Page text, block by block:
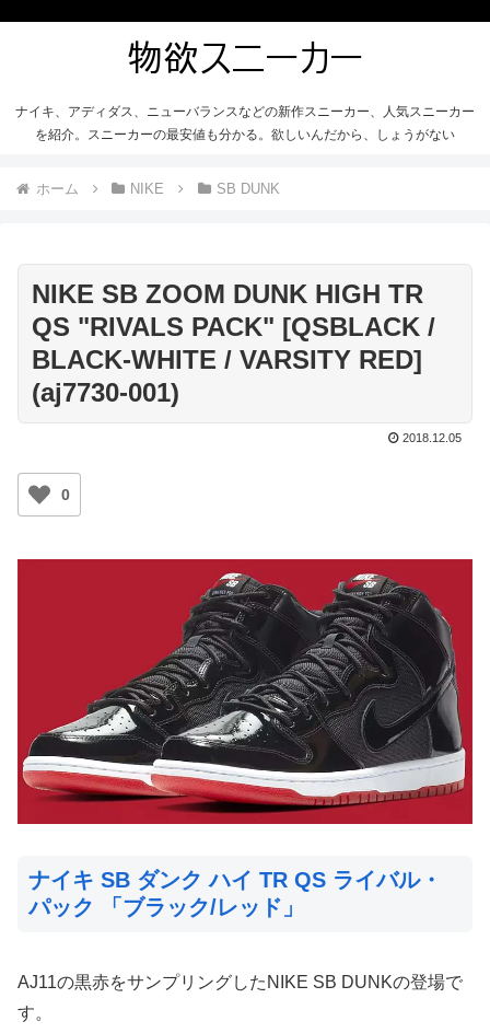
ナイキ、アディダス、ニューバランスなどの新作スニーカー、人気スニーカー
を紹介。スニーカーの最安値も分かる。欲しいんだから、しょうがない
ホーム NIKE SB DUNK
NIKE SB ZOOM DUNK HIGH TR
QS "RIVALS PACK" [QSBLACK /
BLACK-WHITE / VARSITY RED]
(aj7730-001)
2018.12.05
0
ナイキ SB ダンク ハイ TR QS ライバル・
パック 「ブラック/レッド」
AJ11の黒赤をサンプリングしたNIKE SB DUNKの登場で
す。